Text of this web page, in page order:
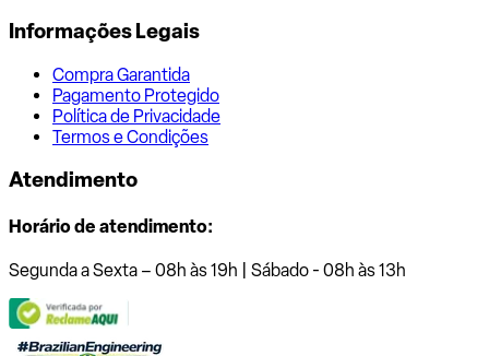
Informações Legais
Compra Garantida
Pagamento Protegido
Política de Privacidade
Termos e Condições
Atendimento
Horário de atendimento:
Segunda a Sexta – 08h às 19h | Sábado - 08h às 13h